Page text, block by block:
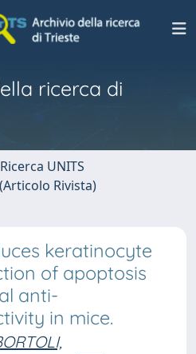
ricerca di
UNITS
Rivista)
keratinocyte
of apoptosis
anti-
in mice.